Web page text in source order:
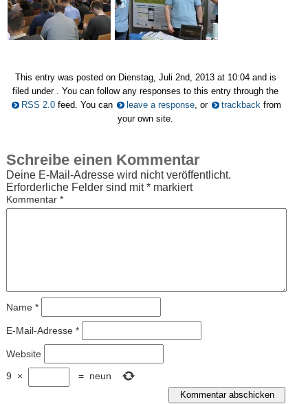
This entry was posted on Dienstag, Juli 2nd, 2013 at 10:04 and is
filed under . You can follow any responses to this entry through the
RSS 2.0feed. You can leave a response, or trackback from
your own site.
Schreibe einen Kommentar
Deine E-Mail-Adresse wird nicht veröffentlicht.
Erforderliche Felder sind mit*markiert
Kommentar *
Name *
E-Mail-Adresse *
Website
9 × = neun